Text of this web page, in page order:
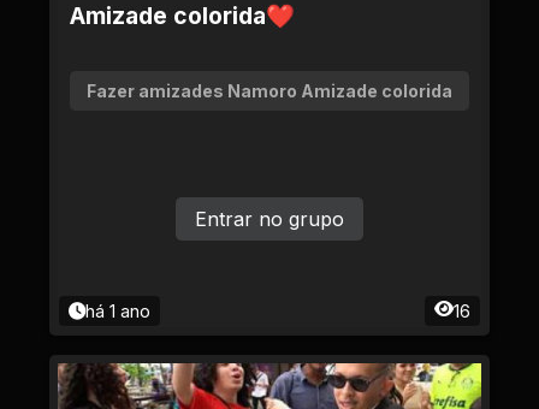
Amizade colorida❤
Fazer amizades Namoro Amizade colorida
há 1 ano 16
Entrar no grupo